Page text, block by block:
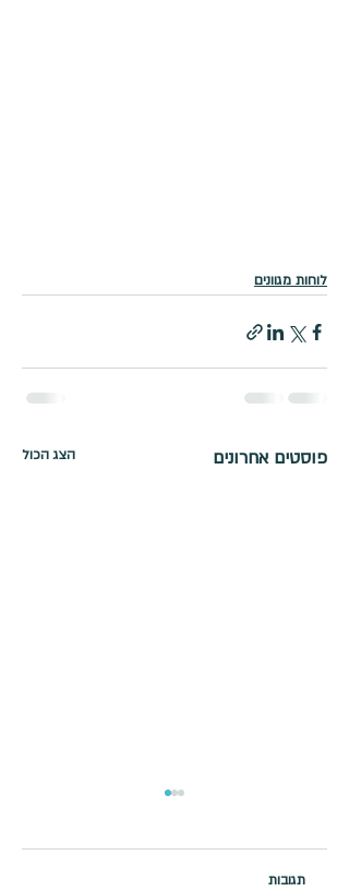
לוחות מגוונים
פוסטים אחרונים הצג הכול
תגובות